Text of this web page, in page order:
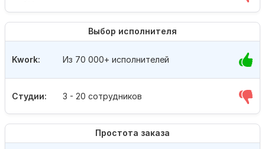
Выбор исполнителя
Студии: 3 - 20 сотрудников
Kwork: Из 70 000+ исполнителей
Простота заказа